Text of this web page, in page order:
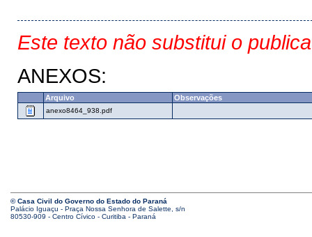
Este texto não substitui o
ANEXOS:
Arquivo Observações
anexo8464_938.pdf
© Casa Civil do Governo do Estado do Paraná
Palácio Iguaçu - Praça Nossa Senhora de Salette, s/n
80530-909 - Centro Cívico - Curitiba - Paraná